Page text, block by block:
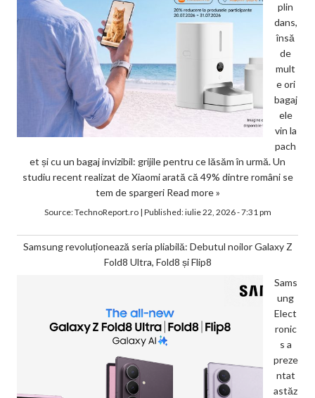
plin
dans,
însă
de
mult
e ori
bagaj
ele
vin la
pach
et și cu un bagaj invizibil: grijile pentru ce lăsăm în urmă. Un
studiu recent realizat de Xiaomi arată că 49% dintre români se
tem de spargeri Read more »
Source:TechnoReport.ro| Published:iulie 22, 2026 - 7:31 pm
Samsung revoluționează seria pliabilă: Debutul noilor Galaxy Z
Fold8 Ultra, Fold8 și Flip8
Sams
ung
Elect
ronic
s a
preze
ntat
astăz